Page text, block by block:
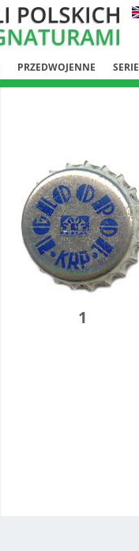
PRZEDWOJENNE SERIE
1